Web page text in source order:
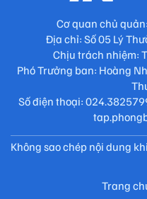
Cơ quan chủ
Địa chỉ: Số 05 Lý
Chịu trách nhiệm:
Phó Trưởng ban: Hoàng
Số điện thoại:
Không sao chép nội dung
Trang